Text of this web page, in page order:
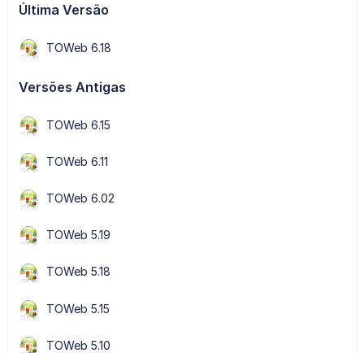
Última Versão
TOWeb 6.18
Versões Antigas
TOWeb 6.15
TOWeb 6.11
TOWeb 6.02
TOWeb 5.19
TOWeb 5.18
TOWeb 5.15
TOWeb 5.10